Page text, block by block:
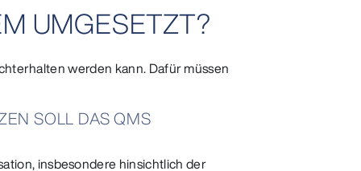
UMGESETZT?
werden kann. Dafür müssen
SOLL DAS QMS
insbesondere hinsichtlich der